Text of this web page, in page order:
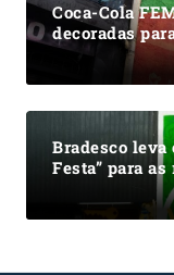
Coca-Cola
decoradas
Bradesco leva
Festa” para